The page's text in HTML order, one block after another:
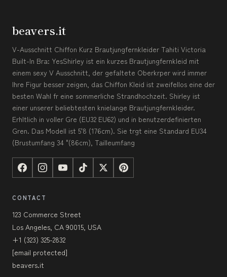
beavers.it
V-Ausschnitt Chiffon Kurz Brautjungfernkleider Tahiti Victoria
Built-In Bra: YesShirley ist ein kurzes Brautjungfernkleid mit
einem sexy V Ausschnitt, der gefaltete Oberkrper wird immer
Ihre Figur besser zeigen, das Chiffon Kleid ist zweifellos eine der
besten Wahl fr eine sommerliche Strandhochzeit. Shirley ist
einer unserer beliebtesten knielange Brautjungfernkleider.
Erhltlich in voller Gre (EU32 EU62) und in benutzerdefinierten
Gren. Das Modell ist 5'8 (176cm). Sie trgt eine Standard EU34
(Brustumfang 34 "(86cm), Tailleumfang
CONTACT
123 Commerce Street
Los Angeles, CA 90015, USA
+1 (323) 325-2832
[email protected]
beavers.it